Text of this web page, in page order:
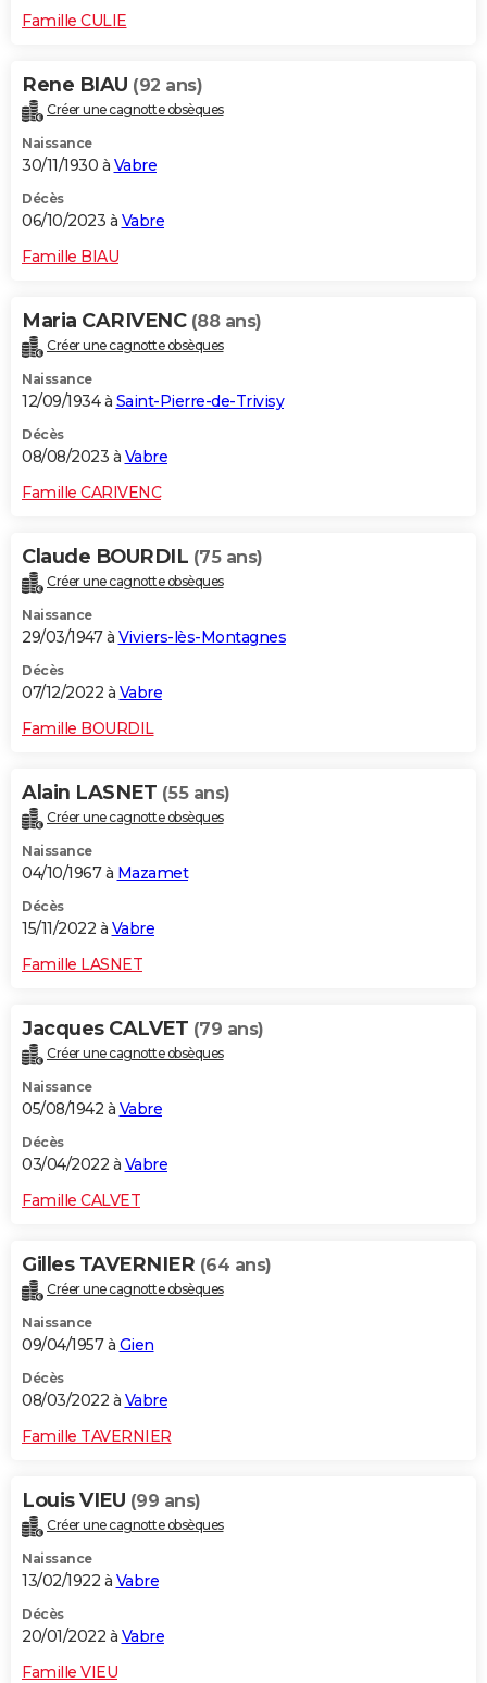
Famille CULIE
Rene BIAU (92 ans)
Créer une cagnotte obsèques
Naissance
30/11/1930 à Vabre
Décès
06/10/2023 à Vabre
Famille BIAU
Maria CARIVENC (88 ans)
Créer une cagnotte obsèques
Naissance
12/09/1934 à Saint-Pierre-de-Trivisy
Décès
08/08/2023 à Vabre
Famille CARIVENC
Claude BOURDIL (75 ans)
Créer une cagnotte obsèques
Naissance
29/03/1947 à Viviers-lès-Montagnes
Décès
07/12/2022 à Vabre
Famille BOURDIL
Alain LASNET (55 ans)
Créer une cagnotte obsèques
Naissance
04/10/1967 à Mazamet
Décès
15/11/2022 à Vabre
Famille LASNET
Jacques CALVET (79 ans)
Créer une cagnotte obsèques
Naissance
05/08/1942 à Vabre
Décès
03/04/2022 à Vabre
Famille CALVET
Gilles TAVERNIER (64 ans)
Créer une cagnotte obsèques
Naissance
09/04/1957 à Gien
Décès
08/03/2022 à Vabre
Famille TAVERNIER
Louis VIEU (99 ans)
Créer une cagnotte obsèques
Naissance
13/02/1922 à Vabre
Décès
20/01/2022 à Vabre
Famille VIEU